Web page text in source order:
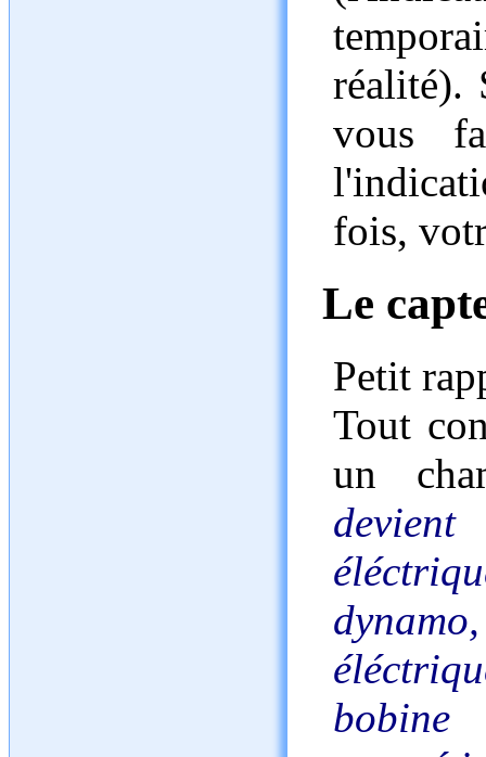
réalité).
vous
fois,
Le
Petit
Tout
un